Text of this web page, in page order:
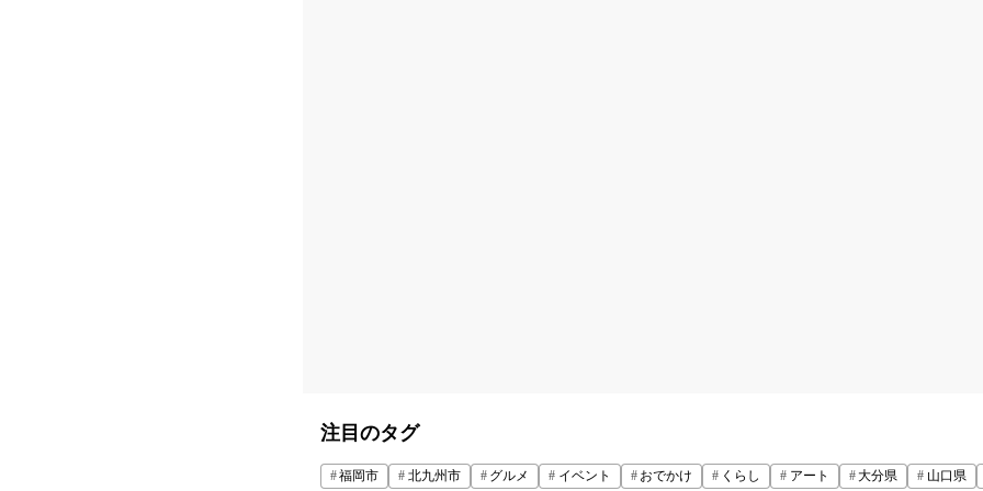
注目のタグ
福岡市 北九州市 グルメ イベント おでかけ くらし アート 大分県 山口県